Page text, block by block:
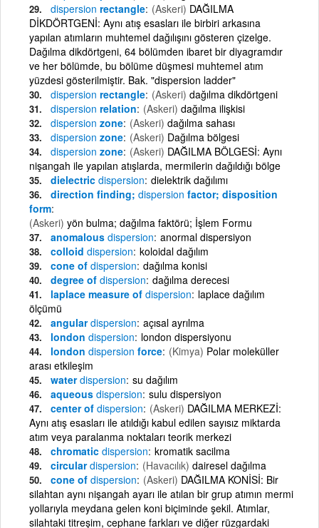
dispersion rectangle (Askeri) DAĞILMA
DİKDÖRTGENİ: Aynı atış esasları ile birbiri arkasına
yapılan atımların muhtemel dağılışını gösteren çizelge.
Dağılma dikdörtgeni, 64 bölümden ibaret bir diyagramdır
ve her bölümde, bu bölüme düşmesi muhtemel atım
yüzdesi gösterilmiştir. Bak. "dispersion ladder"
dispersion rectangle (Askeri) dağılma dikdörtgeni
dispersion relation (Askeri) dağılma ilişkisi
dispersion zone (Askeri) dağılma sahası
dispersion zone (Askeri) Dağılma bölgesi
dispersion zone (Askeri) DAĞILMA BÖLGESİ: Aynı
nişangah ile yapılan atışlarda, mermilerin dağıldığı bölge
dielectric dispersion dielektrik dağılımı
direction finding; dispersion factor; disposition
form
(Askeri) yön bulma; dağılma faktörü; İşlem Formu
anomalous dispersion anormal dispersiyon
colloid dispersion koloidal dağılım
cone of dispersion dağılma konisi
degree of dispersion dağılma derecesi
laplace measure of dispersion laplace dağılım
ölçümü
angulardispersion açısal ayrılma
london dispersion london dispersiyonu
london dispersion force (Kimya) Polar moleküller
arası etkileşim
waterdispersion su dağılım
aqueous dispersion sulu dispersiyon
center of dispersion (Askeri) DAĞILMA MERKEZİ:
Aynı atış esasları ile atıldığı kabul edilen sayısız miktarda
atım veya paralanma noktaları teorik merkezi
chromatic dispersion kromatik sacilma
circulardispersion (Havacılık) dairesel dağılma
cone of dispersion (Askeri) DAĞILMA KONİSİ: Bir
silahtan aynı nişangah ayarı ile atılan bir grup atımın mermi
yollarıyla meydana gelen koni biçiminde şekil. Atımlar,
silahtaki titreşim, cephane farkları ve diğer rüzgardaki